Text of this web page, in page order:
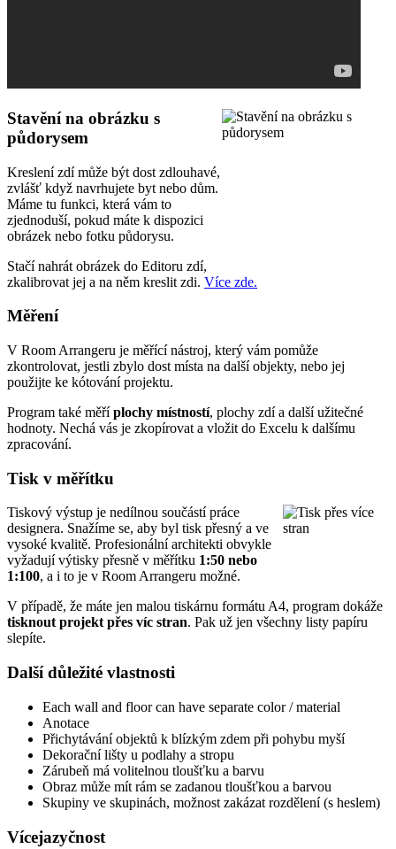
Stavění na obrázku s
půdorysem
Kreslení zdí může být dost zdlouhavé,
zvlášť když navrhujete byt nebo dům.
Máme tu funkci, která vám to
zjednoduší, pokud máte k dispozici
obrázek nebo fotku půdorysu.
Stačí nahrát obrázek do Editoru zdí,
zkalibrovat jej a na něm kreslit zdi. Více zde.
Měření
V Room Arrangeru je měřící nástroj, který vám pomůže
zkontrolovat, jestli zbylo dost místa na další objekty, nebo jej
použijte ke kótování projektu.
Program také měříplochy místností, plochy zdí a další užitečné
hodnoty. Nechá vás je zkopírovat a vložit do Excelu k dalšímu
zpracování.
Tisk v měřítku
Tiskový výstup je nedílnou součástí práce
designera. Snažíme se, aby byl tisk přesný a ve
vysoké kvalitě. Profesionální architekti obvykle
vyžadují výtisky přesně v měřítku 1:50 nebo
1:100, a i to je v Room Arrangeru možné.
V případě, že máte jen malou tiskárnu formátu A4, program dokáže
tisknout projekt přes víc stran. Pak už jen všechny listy papíru
slepíte.
Další důležité vlastnosti
Each wall and floor can have separate color / material
Anotace
Přichytávání objektů k blízkým zdem při pohybu myší
Dekorační lišty u podlahy a stropu
Zárubeň má volitelnou tloušťku a barvu
Obraz může mít rám se zadanou tloušťkou a barvou
Skupiny ve skupinách, možnost zakázat rozdělení (s heslem)
Vícejazyčnost